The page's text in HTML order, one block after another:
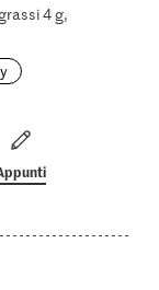
4 g,